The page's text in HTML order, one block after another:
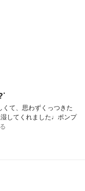
くて、思わずくっつきた
してくれました♩ポンプ